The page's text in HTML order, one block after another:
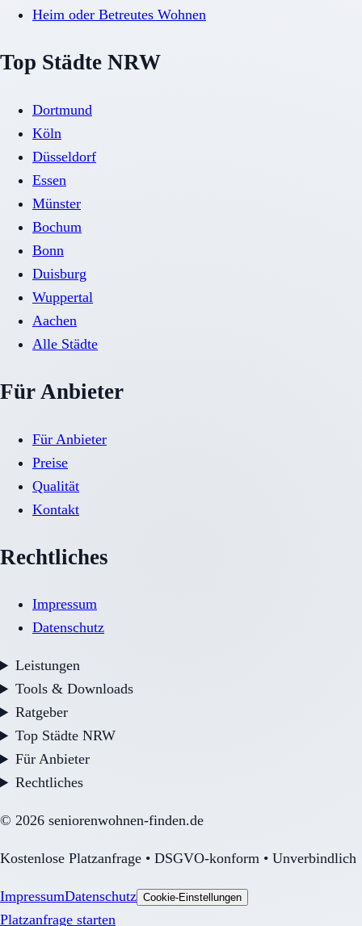
Heim oder Betreutes Wohnen
Top Städte NRW
Dortmund
Köln
Düsseldorf
Essen
Münster
Bochum
Bonn
Duisburg
Wuppertal
Aachen
Alle Städte
Für Anbieter
Für Anbieter
Preise
Qualität
Kontakt
Rechtliches
Impressum
Datenschutz
Leistungen
Tools & Downloads
Ratgeber
Top Städte NRW
Für Anbieter
Rechtliches
© 2026 seniorenwohnen-finden.de
Kostenlose Platzanfrage • DSGVO-konform • Unverbindlich
ImpressumDatenschutz Cookie-Einstellungen
Platzanfrage starten